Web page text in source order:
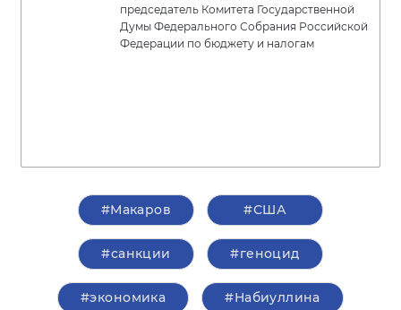
председатель Комитета Государственной
Думы Федерального Собрания Российской
Федерации по бюджету и налогам
#Макаров #США
#санкции #геноцид
#экономика #Набиуллина